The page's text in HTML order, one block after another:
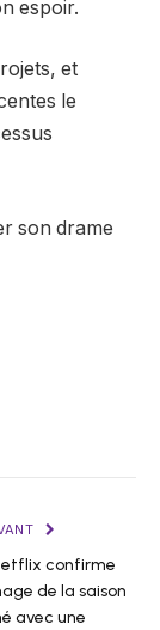
espoir.
et
le
son drame
confirme
de la saison
avec une